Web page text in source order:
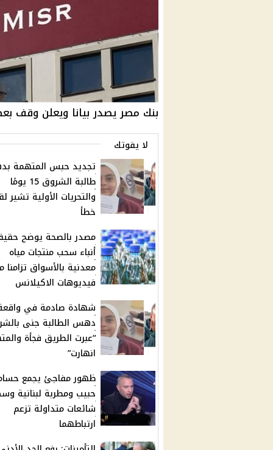
بنك مصر يصدر بيانا ويعلن وقف
لا يفوتك
تجديد حبس المتهمة
طالبة الشروق 15 يومًا
والتحريات الأولية تشير
خطأ
مصدر بالصحة يوضح
أنباء سحب منتجات مياه
معدنية بالأسواق تزامنا
فيديوهات الاكيلانس
شهادة صادمة في
دهس الطالبة جنى
“عبرت الطريق فجأة
انهارت”
ظهور مفاجئ يجمع
حبيب ومطربة لبنانية
شائعات متداولة تزعم
ارتباطهما